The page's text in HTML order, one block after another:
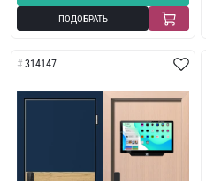
ПОДОБРАТЬ
314147